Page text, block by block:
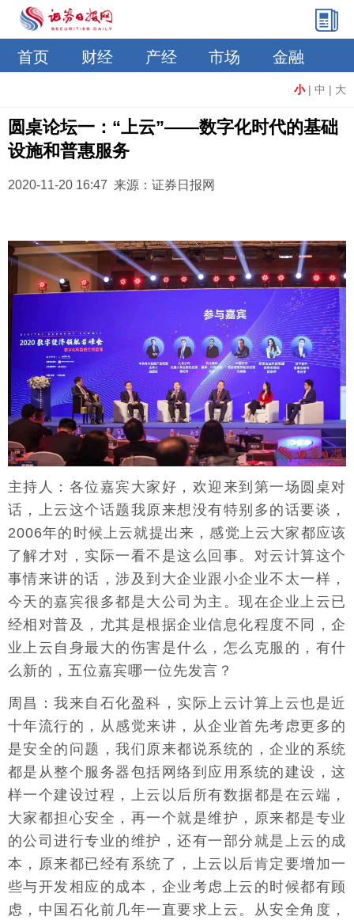
首页 财经 产经 市场 金融
小| 中 | 大
圆桌论坛一：“上云”——数字化时代的基础
设施和普惠服务
2020-11-20 16:47 来源：证券日报网
主持人：各位嘉宾大家好，欢迎来到第一场圆桌对
话，上云这个话题我原来想没有特别多的话要谈，
2006年的时候上云就提出来，感觉上云大家都应该
了解才对，实际一看不是这么回事。对云计算这个
事情来讲的话，涉及到大企业跟小企业不太一样，
今天的嘉宾很多都是大公司为主。现在企业上云已
经相对普及，尤其是根据企业信息化程度不同，企
业上云自身最大的伤害是什么，怎么克服的，有什
么新的，五位嘉宾哪一位先发言？
周昌：我来自石化盈科，实际上云计算上云也是近
十年流行的，从感觉来讲，从企业首先考虑更多的
是安全的问题，我们原来都说系统的，企业的系统
都是从整个服务器包括网络到应用系统的建设，这
样一个建设过程，上云以后所有数据都是在云端，
大家都担心安全，再一个就是维护，原来都是专业
的公司进行专业的维护，还有一部分就是上云的成
本，原来都已经有系统了，上云以后肯定要增加一
些与开发相应的成本，企业考虑上云的时候都有顾
虑，中国石化前几年一直要求上云。从安全角度，